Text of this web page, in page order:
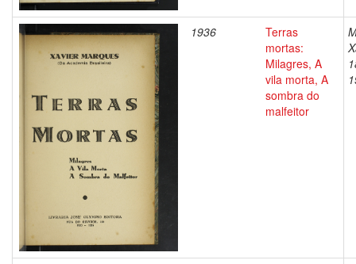
1936
Terras
mortas:
Milagres, A
vila morta, A
sombra do
malfeitor